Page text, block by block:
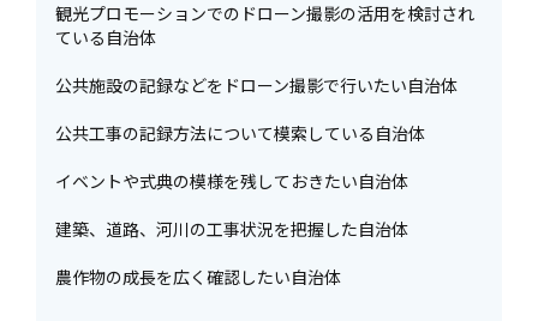
観光プロモーションでのドローン撮影の活用を検討され
ている自治体
公共施設の記録などをドローン撮影で行いたい自治体
公共工事の記録方法について模索している自治体
イベントや式典の模様を残しておきたい自治体
建築、道路、河川の工事状況を把握した自治体
農作物の成長を広く確認したい自治体